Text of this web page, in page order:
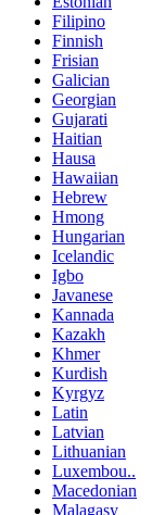
Filipino
Finnish
Frisian
Galician
Georgian
Gujarati
Haitian
Hausa
Hawaiian
Hebrew
Hmong
Hungarian
Icelandic
Igbo
Javanese
Kannada
Kazakh
Khmer
Kurdish
Kyrgyz
Latin
Latvian
Lithuanian
Luxembou..
Macedonian
Malagasy